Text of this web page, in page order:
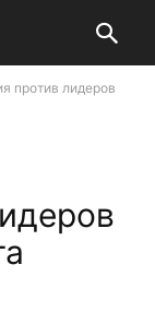
против лидеров